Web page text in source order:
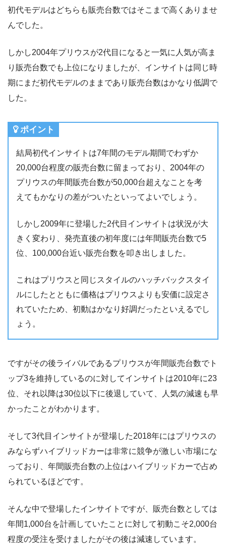
初代モデルはどちらも販売台数ではそこまで高くありませ
んでした。
しかし2004年プリウスが2代目になると一気に人気が高ま
り販売台数でも上位になりましたが、インサイトは同じ時
期にまだ初代モデルのままであり販売台数はかなり低調で
した。
ポイント
結局初代インサイトは7年間のモデル期間でわずか
20,000台程度の販売台数に留まっており、2004年の
プリウスの年間販売台数が50,000台超えなことを考
えてもかなりの差がついたといってよいでしょう。
しかし2009年に登場した2代目インサイトは状況が大
きく変わり、発売直後の初年度には年間販売台数で5
位、100,000台近い販売台数を叩き出しました。
これはプリウスと同じスタイルのハッチバックスタイ
ルにしたとともに価格はプリウスよりも安価に設定さ
れていたため、初動はかなり好調だったといえるでし
ょう。
ですがその後ライバルであるプリウスが年間販売台数でト
ップ3を維持しているのに対してインサイトは2010年に23
位、それ以降は30位以下に後退していて、人気の減速も早
かったことがわかります。
そして3代目インサイトが登場した2018年にはプリウスの
みならずハイブリッドカーは非常に競争が激しい市場にな
っており、年間販売台数の上位はハイブリッドカーで占め
られているほどです。
そんな中で登場したインサイトですが、販売台数としては
年間1,000台を計画していたことに対して初動こそ2,000台
程度の受注を受けましたがその後は減速しています。